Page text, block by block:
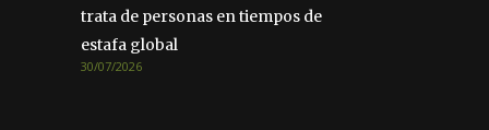
trata de personas en tiempos de
estafa global
30/07/2026